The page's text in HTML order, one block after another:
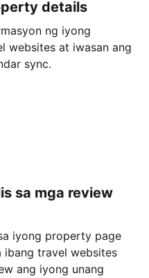
details
ng iyong
websites at iwasan ang
sync.
sa mga review
iyong property page
ibang travel websites
ang iyong unang